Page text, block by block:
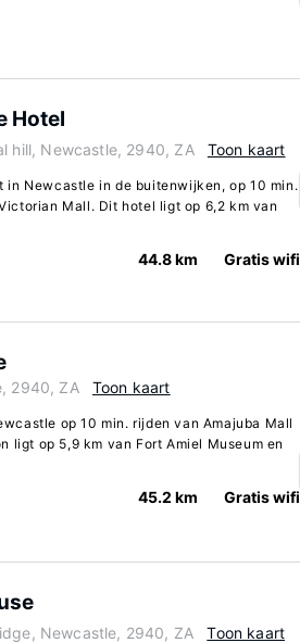
Hotel
hill, Newcastle, 2940, ZA Toon kaart
in Newcastle in de buitenwijken, op 10 min.
Mall. Dit hotel ligt op 6,2 km van
44.8 km Gratis wifi
2940, ZA Toon kaart
op 10 min. rijden van Amajuba Mall
ligt op 5,9 km van Fort Amiel Museum en
45.2 km Gratis wifi
Newcastle, 2940, ZA Toon kaart